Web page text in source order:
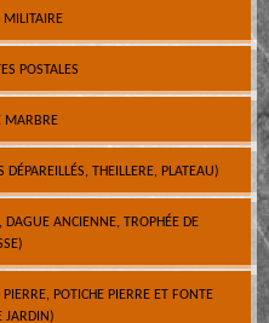
MILITAIRE
POSTALES
MARBRE
THEILLERE, PLATEAU)
DAGUE ANCIENNE, TROPHÉE DE
POTICHE PIERRE ET FONTE
JARDIN)